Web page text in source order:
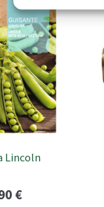
Lincoln
€